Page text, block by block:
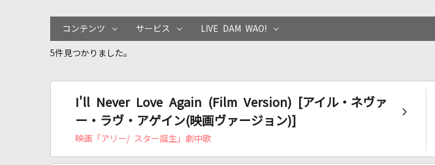
コンテンツ サービス LIVE DAM WAO!
5件見つかりました。
I'll Never Love Again (Film Version) [アイル・ネヴァ
ー・ラヴ・アゲイン(映画ヴァージョン)]
映画「アリー/ スター誕生」劇中歌